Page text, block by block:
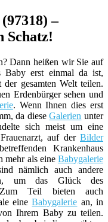
–
Schatz!
Dann heißen wir Sie auf
Baby erst einmal da ist,
gesamten Welt teilen.
Erdenbürger sehen und
. Wenn Ihnen dies erst
da dieseGalerien unter
sich meist um eine
auf der Bilder
Krankenhaus
mehr als eine Babygalerie
nämlich auch andere
um das Glück des
Teil bieten auch
eineBabygalerie an, in
Ihrem Baby zu teilen.